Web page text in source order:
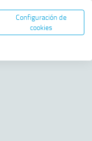
SEDE ELECTRÓNICA
Abre en nueva ventana
Configuración de
cookies